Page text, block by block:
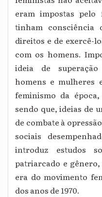
eram impostas pelo
tinham consciência
direitos e de exercê-
com os homens.
ideia de
homens e mulheres
feminismo da
sendo que, ideias de
de combate à
sociais
introduz estudos
patriarcado e
era do movimento
dos anos de 1970.